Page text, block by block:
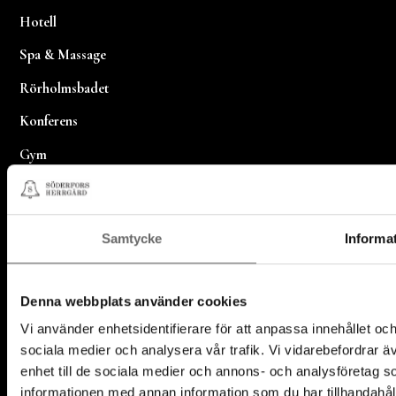
Samtycke
Denna webbplats använder cookies
Vi använder enhetsidentifierare för att anpassa innehållet
sociala medier och analysera vår trafik. Vi vidarebefordrar
enhet till de sociala medier och annons- och analysföretag
informationen med annan information som du har
Hotell
Spa & Massage
Rörholmsbadet
Konferens
Gym
Bröllop & Fest
Alla paket
Kontakta oss
Jobba hos oss